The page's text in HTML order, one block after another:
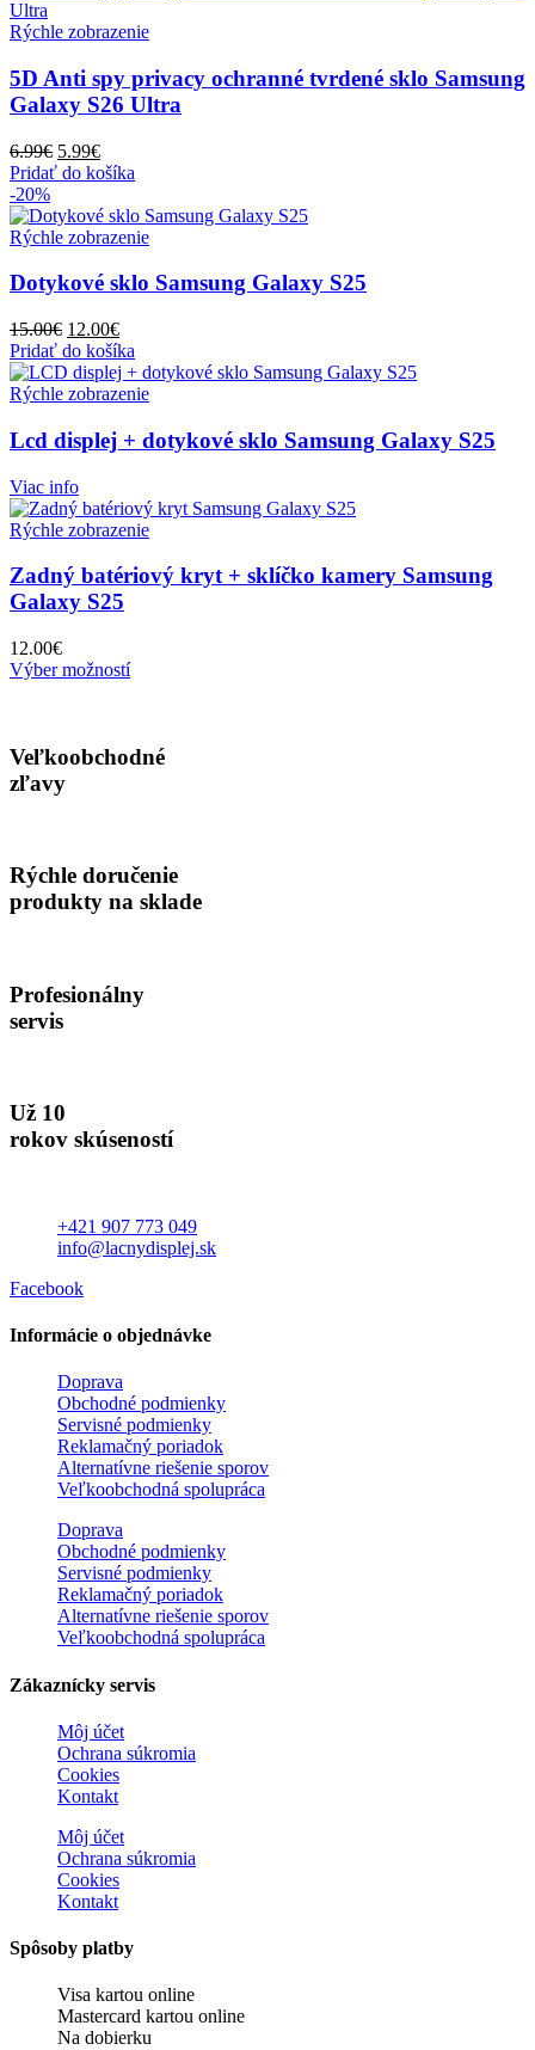
Rýchle zobrazenie
5D Anti spy privacy ochranné tvrdené sklo Samsung
Galaxy S26 Ultra
6.99€ Pôvodná
cena
6.99€.
5.99€Aktuálna
cena
5.99€.
Pridať do košíka
-20%
Rýchle zobrazenie
Dotykové sklo Samsung Galaxy S25
15.00€ Pôvodná
cena
bola:
15.00€.
12.00€Aktuálna
cena
je:
12.00€.
Pridať do košíka
Rýchle zobrazenie
Lcd displej + dotykové sklo Samsung Galaxy S25
Viac info
Rýchle zobrazenie
Zadný batériový kryt + sklíčko kamery Samsung
Galaxy S25
12.00€
Výber možnostíTento
variantov.
na
stránke
produktu.
Veľkoobchodné
zľavy
Rýchle doručenie
produkty na sklade
Profesionálny
servis
Už 10
rokov skúseností
+421 907 773 049
info@lacnydisplej.sk
Facebook
Informácie o objednávke
Doprava
Obchodné podmienky
Servisné podmienky
Reklamačný poriadok
Alternatívne riešenie sporov
Veľkoobchodná spolupráca
Doprava
Obchodné podmienky
Servisné podmienky
Reklamačný poriadok
Alternatívne riešenie sporov
Veľkoobchodná spolupráca
Zákaznícky servis
Môj účet
Ochrana súkromia
Cookies
Kontakt
Môj účet
Ochrana súkromia
Cookies
Kontakt
Spôsoby platby
Visa kartou online
Mastercard kartou online
Na dobierku